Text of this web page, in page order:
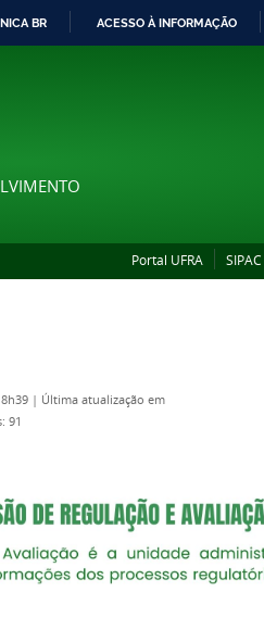
BR ACESSO À INFORMAÇÃO
Portal UFRA SIPAC
| Última atualização em
91